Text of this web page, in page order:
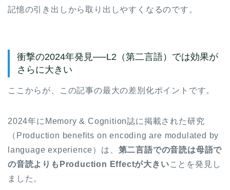
記憶の引き出しから取り出しやすくなるのです。
衝撃の2024年発見──L2（第二言語）では効果が
さらに大きい
ここからが、この記事の最大の差別化ポイントです。
2024年にMemory & Cognition誌に掲載された研究
（Production benefits on encoding are modulated by
language experience）は、 第二言語での音読は母語で
の音読よりもProduction Effectが大きいことを発見し
ました。